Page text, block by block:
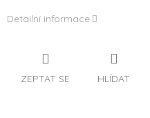
Detailní informace
ZEPTAT SE HLÍDAT